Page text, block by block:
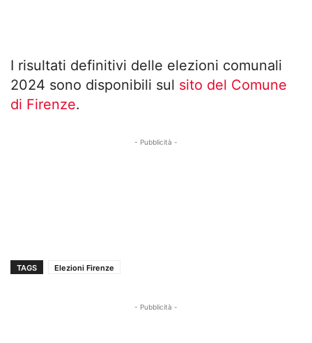
I risultati definitivi delle elezioni comunali
2024 sono disponibili sul sito del Comune
di Firenze.
- Pubblicità -
TAGS Elezioni Firenze
- Pubblicità -